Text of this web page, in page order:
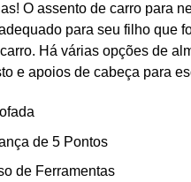
O assento de carro para
para seu filho que
Há várias opções de
e apoios de cabeça para
de 5 Pontos
de Ferramentas